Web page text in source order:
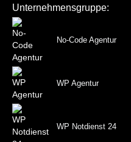
Unternehmensgruppe:
No-Code Agentur
WP Agentur
WP Notdienst 24